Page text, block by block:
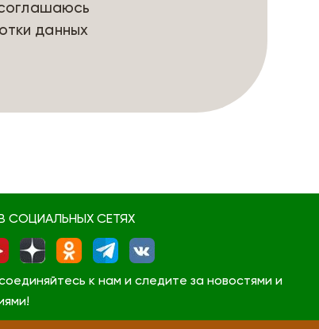
данных
СОЦИАЛЬНЫХ СЕТЯХ
к нам и следите за новостями и